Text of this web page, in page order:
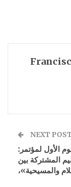
NEXT
الأول لمؤتمر:
المشتركة بين
والمسيحية»،